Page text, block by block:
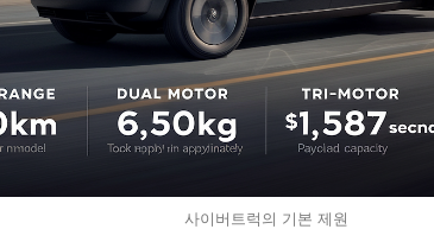
사이버트럭의 기본 제원